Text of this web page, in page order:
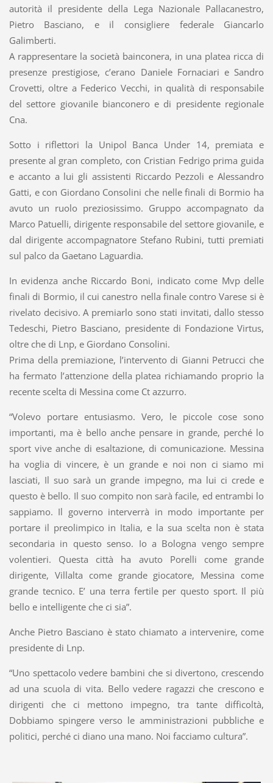
autorità il presidente della Lega Nazionale Pallacanestro,
Pietro Basciano, e il consigliere federale Giancarlo
Galimberti.
A rappresentare la società bainconera, in una platea ricca di
presenze prestigiose, c’erano Daniele Fornaciari e Sandro
Crovetti, oltre a Federico Vecchi, in qualità di responsabile
del settore giovanile bianconero e di presidente regionale
Cna.
Sotto i riflettori la Unipol Banca Under 14, premiata e
presente al gran completo, con Cristian Fedrigo prima guida
e accanto a lui gli assistenti Riccardo Pezzoli e Alessandro
Gatti, e con Giordano Consolini che nelle finali di Bormio ha
avuto un ruolo preziosissimo. Gruppo accompagnato da
Marco Patuelli, dirigente responsabile del settore giovanile, e
dal dirigente accompagnatore Stefano Rubini, tutti premiati
sul palco da Gaetano Laguardia.
In evidenza anche Riccardo Boni, indicato come Mvp delle
finali di Bormio, il cui canestro nella finale contro Varese si è
rivelato decisivo. A premiarlo sono stati invitati, dallo stesso
Tedeschi, Pietro Basciano, presidente di Fondazione Virtus,
oltre che di Lnp, e Giordano Consolini.
Prima della premiazione, l’intervento di Gianni Petrucci che
ha fermato l’attenzione della platea richiamando proprio la
recente scelta di Messina come Ct azzurro.
“Volevo portare entusiasmo. Vero, le piccole cose sono
importanti, ma è bello anche pensare in grande, perché lo
sport vive anche di esaltazione, di comunicazione. Messina
ha voglia di vincere, è un grande e noi non ci siamo mi
lasciati, Il suo sarà un grande impegno, ma lui ci crede e
questo è bello. Il suo compito non sarà facile, ed entrambi lo
sappiamo. Il governo interverrà in modo importante per
portare il preolimpico in Italia, e la sua scelta non è stata
secondaria in questo senso. Io a Bologna vengo sempre
volentieri. Questa città ha avuto Porelli come grande
dirigente, Villalta come grande giocatore, Messina come
grande tecnico. E’ una terra fertile per questo sport. Il più
bello e intelligente che ci sia”.
Anche Pietro Basciano è stato chiamato a intervenire, come
presidente di Lnp.
“Uno spettacolo vedere bambini che si divertono, crescendo
ad una scuola di vita. Bello vedere ragazzi che crescono e
dirigenti che ci mettono impegno, tra tante difficoltà,
Dobbiamo spingere verso le amministrazioni pubbliche e
politici, perché ci diano una mano. Noi facciamo cultura”.